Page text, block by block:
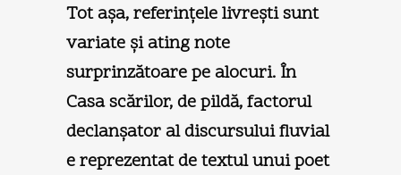
Tot aşa, referinţele livreşti sunt
variate şi ating note
surprinzătoare pe alocuri. În
Casa scărilor, de pildă, factorul
declanşator al discursului fluvial
e reprezentat de textul unui poet